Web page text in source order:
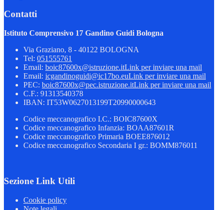
Contatti
Istituto Comprensivo 17 Gandino Guidi Bologna
Via Graziano, 8 - 40122 BOLOGNA
Tel: 051555761
Email: boic87600x@istruzione.itLink per inviare una mail
Email: icgandinoguidi@ic17bo.euLink per inviare una mail
PEC: boic87600x@pec.istruzione.itLink per inviare una mail
C.F.: 91313540378
IBAN: IT53W0627013199T20990000643
Codice meccanografico I.C.: BOIC87600X
Codice meccanografico Infanzia: BOAA87601R
Codice meccanografico Primaria BOEE876012
Codice meccanografico Secondaria I gr.: BOMM876011
Sezione Link Utili
Cookie policy